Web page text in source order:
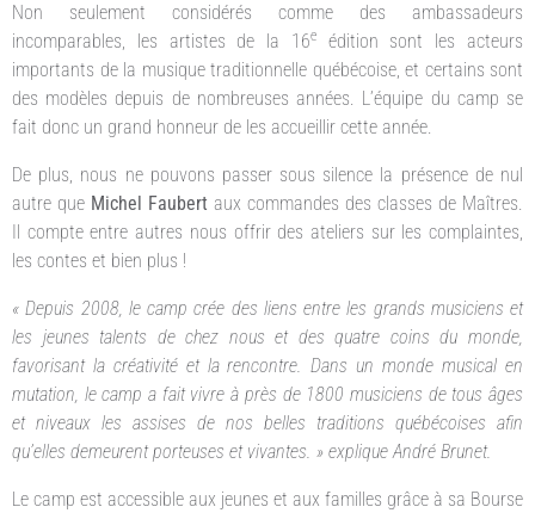
Non seulement considérés comme des ambassadeurs
incomparables, les artistes de la 16eédition sont les acteurs
importants de la musique traditionnelle québécoise, et certains sont
des modèles depuis de nombreuses années. L’équipe du camp se
fait donc un grand honneur de les accueillir cette année.
De plus, nous ne pouvons passer sous silence la présence de nul
autre que Michel Faubert aux commandes des classes de Maîtres.
Il compte entre autres nous offrir des ateliers sur les complaintes,
les contes et bien plus !
« Depuis 2008, le camp crée des liens entre les grands musiciens et
les jeunes talents de chez nous et des quatre coins du monde,
favorisant la créativité et la rencontre. Dans un monde musical en
mutation, le camp a fait vivre à près de 1800 musiciens de tous âges
et niveaux les assises de nos belles traditions québécoises afin
qu’elles demeurent porteuses et vivantes. » explique André Brunet.
Le camp est accessible aux jeunes et aux familles grâce à sa Bourse